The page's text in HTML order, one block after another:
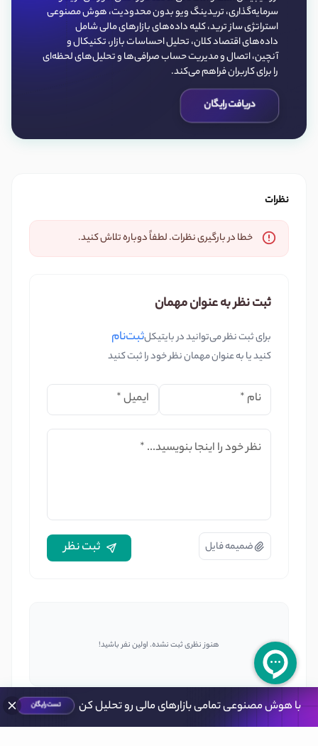
با هوش مصنوعی تمامی بازارهای مالی رو تحلیل کن تست رایگان
سرمایه‌گذاری، تریدینگ ویو بدون محدودیت، هوش مصنوعی
استراتژی ساز ترید، کلیه داده‌‌های بازارهای مالی شامل
داده‌های اقتصاد کلان، تحلیل احساسات بازار، تکنیکال و
آنچین، اتصال و مدیریت حساب صرافی‌ها و تحلیل‌های لحظه‌ای
را برای کاربران فراهم می‌کند.
دریافت رایگان
نظرات
خطا در بارگیری نظرات. لطفاً دوباره تلاش کنید.
ثبت نظر به عنوان مهمان
برای ثبت نظر می‌توانید در بایتیکلثبت‌نام
کنید یا به عنوان مهمان نظر خود را ثبت کنید
نام * ایمیل*
نظر خود را اینجا بنویسید... *
ضمیمه فایل ثبت نظر
هنوز نظری ثبت نشده. اولین نفر باشید!